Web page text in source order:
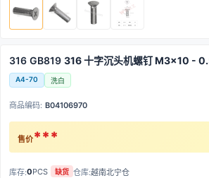
316 GB819 316 十字沉头机螺钉 M3x10 -
A4-70 洗白
商品编码: B04106970
售价***
库存:0PCS 缺货 仓库:越南北宁仓